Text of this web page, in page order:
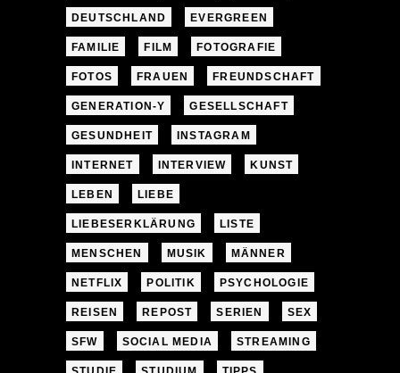
DEUTSCHLAND EVERGREEN
FAMILIE FILM FOTOGRAFIE
FOTOS FRAUEN FREUNDSCHAFT
GENERATION-Y GESELLSCHAFT
GESUNDHEIT INSTAGRAM
INTERNET INTERVIEW KUNST
LEBEN LIEBE
LIEBESERKLÄRUNG LISTE
MENSCHEN MUSIK MÄNNER
NETFLIX POLITIK PSYCHOLOGIE
REISEN REPOST SERIEN SEX
SFW SOCIAL MEDIA STREAMING